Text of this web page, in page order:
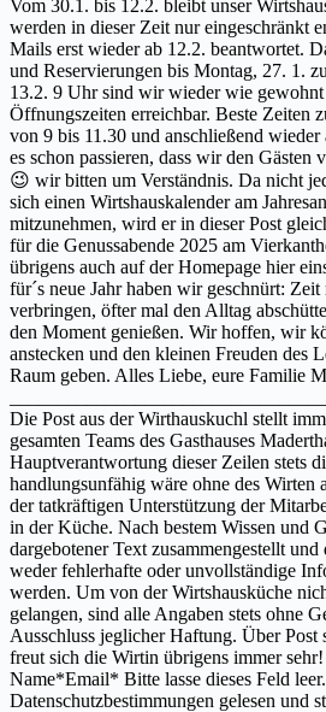
Vom 30.1. bis 12.2. bleibt unser
werden in dieser Zeit nur eingeschränkt
Mails erst wieder ab 12.2. beantwortet.
und Reservierungen bis Montag, 27. 1.
13.2. 9 Uhr sind wir wieder wie gewohnt
Öffnungszeiten erreichbar. Beste Zeiten
von 9 bis 11.30 und anschließend wieder
es schon passieren, dass wir den Gästen
😉 wir bitten um Verständnis. Da nicht
sich einen Wirtshauskalender am
mitzunehmen, wird er in dieser Post
für die Genussabende 2025 am
übrigens auch auf der Homepage hier
für´s neue Jahr haben wir geschnürt:
verbringen, öfter mal den Alltag
den Moment genießen. Wir hoffen, wir
anstecken und den kleinen Freuden des
Raum geben. Alles Liebe, eure Familie
Die Post aus der Wirthauskuchl stellt
gesamten Teams des Gasthauses
Hauptverantwortung dieser Zeilen stets
handlungsunfähig wäre ohne des Wirten
der tatkräftigen Unterstützung der
in der Küche. Nach bestem Wissen und
dargebotener Text zusammengestellt
weder fehlerhafte oder unvollständige
werden. Um von der Wirtshausküche
gelangen, sind alle Angaben stets ohne
Ausschluss jeglicher Haftung. Über Post
freut sich die Wirtin übrigens immer
Name*Email* Bitte lasse dieses Feld
Datenschutzbestimmungen gelesen und